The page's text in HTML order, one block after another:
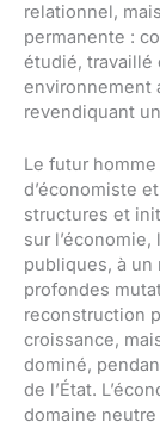
relationnel,
permanente :
étudié, travaillé
environnement
revendiquant
Le futur
d’économiste
structures et
sur
publiques, à un
profondes
reconstruction
croissance,
dominé,
de l’État.
domaine